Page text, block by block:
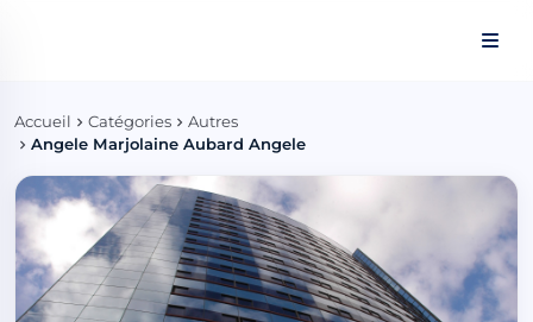
Accueil Catégories
Autres
Angele Marjolaine Aubard Angele